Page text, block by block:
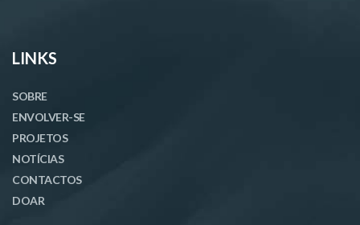
LINKS
SOBRE
ENVOLVER-SE
PROJETOS
NOTÍCIAS
CONTACTOS
DOAR